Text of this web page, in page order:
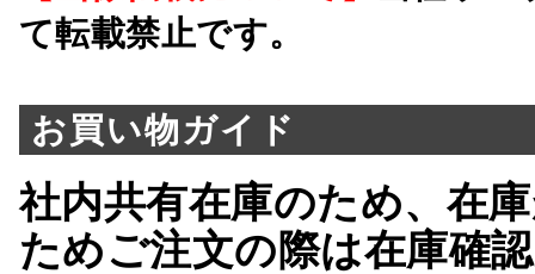
て転載禁止です。
お買い物ガイド
社内共有在庫のため、在
ためご注文の際は在庫確